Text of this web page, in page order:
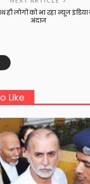
ही लोगों को भा रहा न्यूज
अंदाज
Like